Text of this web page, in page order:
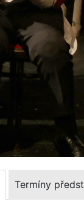
Termíny